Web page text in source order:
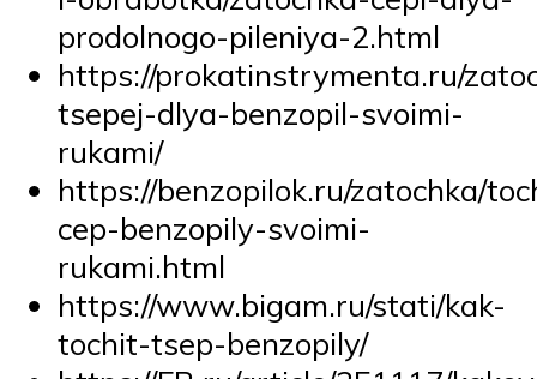
prodolnogo-pileniya-2.html
https://prokatinstrymenta.ru/
tsepej-dlya-benzopil-svoimi-
rukami/
https://benzopilok.ru/zatochka/
cep-benzopily-svoimi-
rukami.html
https://www.bigam.ru/stati/kak-
tochit-tsep-benzopily/